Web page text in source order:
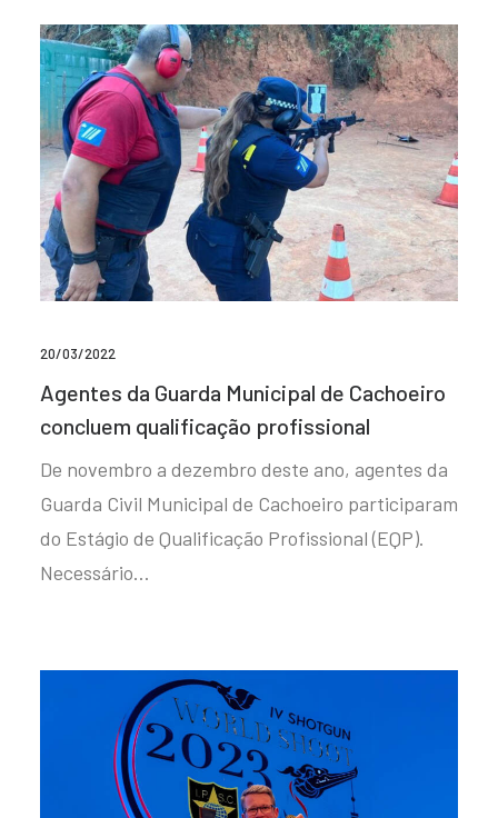
20/03/2022
Agentes da Guarda Municipal de Cachoeiro
concluem qualificação profissional
De novembro a dezembro deste ano, agentes da
Guarda Civil Municipal de Cachoeiro participaram
do Estágio de Qualificação Profissional (EQP).
Necessário…